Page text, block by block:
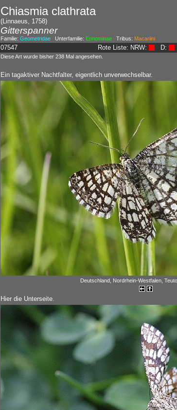
Chiasmia clathrata
(Linnaeus, 1758)
Gitterspanner
Familie: GeometridaeUnterfamilie: EnnominaeTribus: Macariini
07547 Rote Liste: NRW: D:
Diese Art wurde bisher 238 Mal angesehen.
Ein tagaktiver Nachtfalter, eigentlich unverwechselbar.
Deutschland, Nordrhein-Westfalen,
Hier die Unterseite.